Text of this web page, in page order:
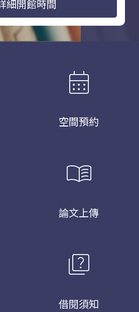
細開館時間
calendar_month
空間預約
menu_book
論文上傳
quiz
借閱須知